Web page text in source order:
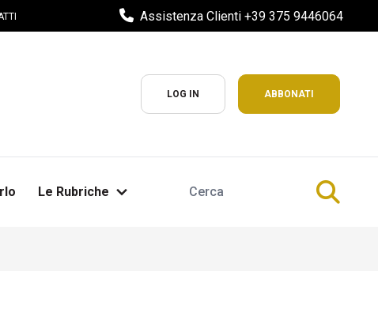
Assistenza Clienti +39 375 9446064
LOG IN ABBONATI
Le Rubriche